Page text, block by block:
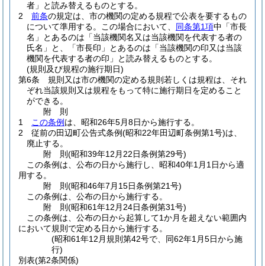
者」と読み替えるものとする。
2
前条の規定は、市の機関の定める規程で公表を要するもの
について準用する。
この場合において、 同条第1項中「市長
名」とあるのは「当該機関名又は当該機関を代表する者の
氏名」と、「市長印」とあるのは「当該機関の印又は当該
機関を代表する者の印」と読み替えるものとする。
(規則及び規程の施行期日)
第6条
規則又は市の機関の定める規則若しくは規程は、それ
ぞれ当該規則又は規程をもって特に施行期日を定めること
ができる。
附 則
1
この条例 は、昭和26年5月8日から施行する。
2
従前の田辺町公告式条例(昭和22年田辺町条例第1号)は、
廃止する。
附 則(昭和39年12月22日条例第29号)
この条例は、公布の日から施行し、昭和40年1月1日から適
用する。
附 則(昭和46年7月15日条例第21号)
この条例は、公布の日から施行する。
附 則(昭和61年12月24日条例第31号)
この条例は、公布の日から起算して1か月を超えない範囲内
において規則で定める日から施行する。
(昭和61年12月規則第42号で、同62年1月5日から施
行)
別表(第2条関係)